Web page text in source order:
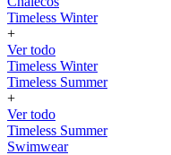
Timeless Winter
+
Ver todo
Timeless Winter
Timeless Summer
+
Ver todo
Timeless Summer
Swimwear